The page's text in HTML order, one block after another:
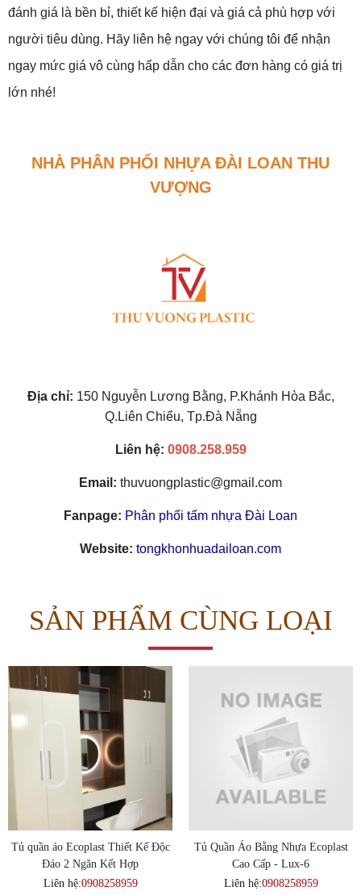
đánh giá là bền bỉ, thiết kế hiện đại và giá cả phù hợp với
người tiêu dùng. Hãy liên hệ ngay với chúng tôi để nhận
ngay mức giá vô cùng hấp dẫn cho các đơn hàng có giá trị
lớn nhé!
NHÀ PHÂN PHỐI NHỰA ĐÀI LOAN THU
VƯỢNG
Địa chỉ: 150 Nguyễn Lương Bằng, P.Khánh Hòa Bắc,
Q.Liên Chiểu, Tp.Đà Nẵng
Liên hệ: 0908.258.959
Email: thuvuongplastic@gmail.com
Fanpage: Phân phối tấm nhựa Đài Loan
Website: tongkhonhuadailoan.com
SẢN PHẨM CÙNG LOẠI
Tủ quần áo Ecoplast Thiết Kế Độc
Đáo 2 Ngăn Kết Hợp
Liên hệ:0908258959
Tủ Quần Áo Bằng Nhựa Ecoplast
Cao Cấp - Lux-6
Liên hệ:0908258959